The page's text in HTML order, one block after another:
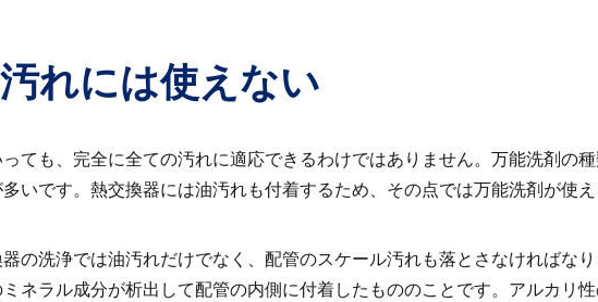
れには使えない
ても、完全に全ての汚れに適応できるわけではありません。万能洗剤の
いです。熱交換器には油汚れも付着するため、その点では万能洗剤が使え
の洗浄では油汚れだけでなく、配管のスケール汚れも落とさなければな
ネラル成分が析出して配管の内側に付着したもののことです。アルカリ